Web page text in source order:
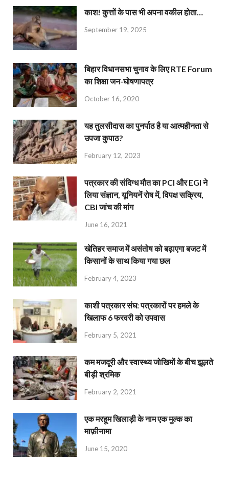
काश! कुत्तों के पास भी अपना वकील होता…
September 19, 2025
बिहार विधानसभा चुनाव के लिए RTE Forum
का शिक्षा जन-घोषणापत्र
October 16, 2020
यह तुलसीदास का पुनर्पाठ है या आत्महीनता से
उपजा कुपाठ?
February 12, 2023
पत्रकार की संदिग्ध मौत का PCI और EGI ने
लिया संज्ञान, यूनियनें रोष में, विपक्ष सक्रिय,
CBI जांच की मांग
June 16, 2021
खेतिहर समाज में असंतोष को बढ़ाएगा बजट में
किसानों के साथ किया गया छल
February 4, 2023
काशी पत्रकार संघ: पत्रकारों पर हमले के
खिलाफ 6 फरवरी को उपवास
February 5, 2021
कम मजदूरी और स्वास्थ्य जोखिमों के बीच झूलते
बीड़ी श्रमिक
February 2, 2021
एक मरहूम खिलाड़ी के नाम एक मुल्क का
माफ़ीनामा
June 15, 2020